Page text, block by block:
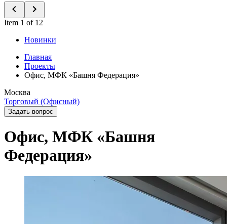
Item 1 of 12
Новинки
Главная
Проекты
Офис, МФК «Башня Федерация»
Москва
Торговый (Офисный)
Задать вопрос
Офис, МФК «Башня
Федерация»